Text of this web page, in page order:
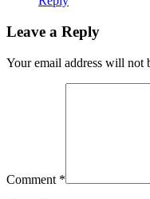
Leave a Reply
Your email address will not
Comment *